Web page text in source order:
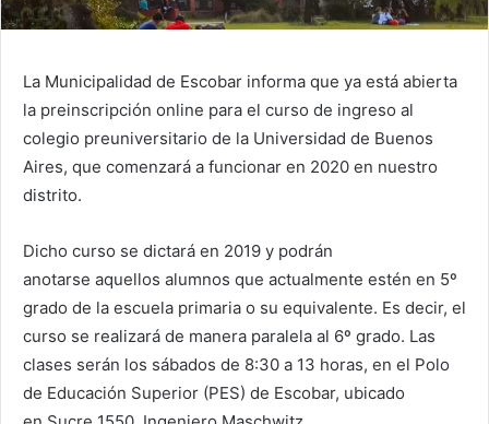
La Municipalidad de Escobar informa que ya está abierta
la preinscripción online para el curso de ingreso al
colegio preuniversitario de la Universidad de Buenos
Aires, que comenzará a funcionar en 2020 en nuestro
distrito.
Dicho curso se dictará en 2019 y podrán
anotarse aquellos alumnos que actualmente estén en 5º
grado de la escuela primaria o su equivalente. Es decir, el
curso se realizará de manera paralela al 6º grado. Las
clases serán los sábados de 8:30 a 13 horas, en el Polo
de Educación Superior (PES) de Escobar, ubicado